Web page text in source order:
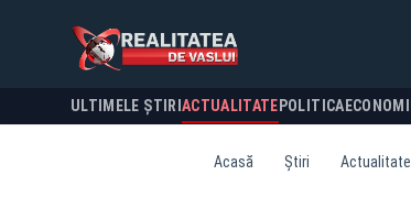
ULTIMELE ȘTIRI ACTUALITATE POLITICA
Acasă Știri Actualitate